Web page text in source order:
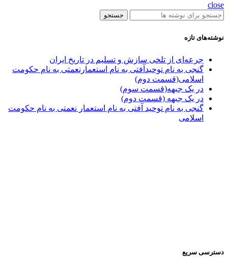
close
جستجو
نوشته‌های تازه
جرعه‌ای از تلخی سازش و تسلیم در تاریخ ایران
گنجی به نام توحیدآفتی به نام استعمارنعمتی به نام حکومت
اسلامی(قسمت دوم)
در یک جبهه(قسمت سوم)
در یک جبهه (قسمت دوم)
گنجی به نام توحید آفتی به نام استعمار نعمتی به نام حکومت
اسلامی
دسترسی سریع